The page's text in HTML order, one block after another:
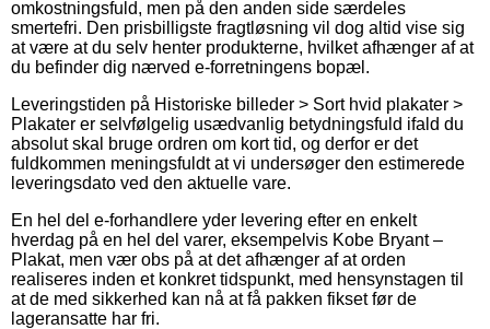
omkostningsfuld, men på den anden side særdeles
smertefri. Den prisbilligste fragtløsning vil dog altid vise sig
at være at du selv henter produkterne, hvilket afhænger af at
du befinder dig nærved e-forretningens bopæl.
Leveringstiden på Historiske billeder > Sort hvid plakater >
Plakater er selvfølgelig usædvanlig betydningsfuld ifald du
absolut skal bruge ordren om kort tid, og derfor er det
fuldkommen meningsfuldt at vi undersøger den estimerede
leveringsdato ved den aktuelle vare.
En hel del e-forhandlere yder levering efter en enkelt
hverdag på en hel del varer, eksempelvis Kobe Bryant –
Plakat, men vær obs på at det afhænger af at orden
realiseres inden et konkret tidspunkt, med hensynstagen til
at de med sikkerhed kan nå at få pakken fikset før de
lageransatte har fri.